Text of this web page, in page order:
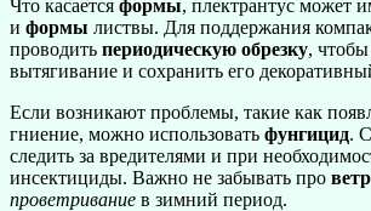
Что касается формы, плектрантус может
и формы листвы. Для поддержания
проводить периодическую обрезку, чтобы
вытягивание и сохранить его
Если возникают проблемы, такие как
гниение, можно использовать фунгицид.
следить за вредителями и при
инсектициды. Важно не забывать про
проветривание в зимний период.